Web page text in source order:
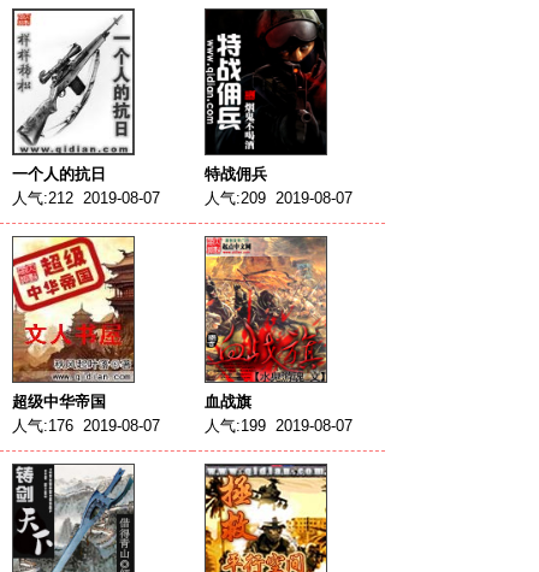
一个人的抗日
人气:212 2019-08-07
特战佣兵
人气:209 2019-08-07
超级中华帝国
人气:176 2019-08-07
血战旗
人气:199 2019-08-07